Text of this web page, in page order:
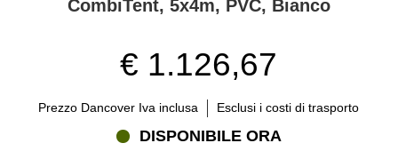
CombiTent, 5x4m, PVC, Bianco
€ 1.126,67
Prezzo Dancover Iva inclusa Esclusi i costi di trasporto
DISPONIBILE ORA